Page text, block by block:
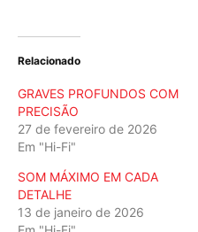
Relacionado
GRAVES PROFUNDOS COM
PRECISÃO
27 de fevereiro de 2026
Em "Hi-Fi"
SOM MÁXIMO EM CADA
DETALHE
13 de janeiro de 2026